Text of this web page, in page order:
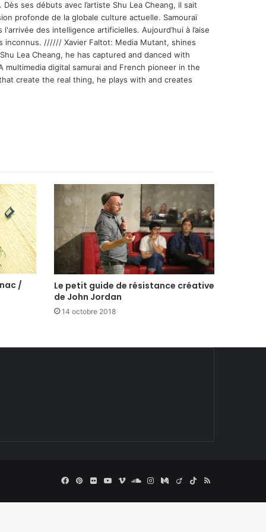
ses débuts avec l’artiste Shu Lea Cheang, il sait
profonde de la globale culture actuelle. Samouraï
des intelligence artificielles. Aujourd’hui à l’aise
inconnus. ////// Xavier Faltot: Media Mutant, shines
Lea Cheang, he has captured and danced with
digital samurai and French pioneer in the
create the real thing, he plays with and creates
/
Le petit guide de résistance créative
de John Jordan
14 octobre 2018
Facebook
Pinterest
FlickrYouTube
VimeoSoundCloud
Instagram
Medium
ViadeoTikTokRSS